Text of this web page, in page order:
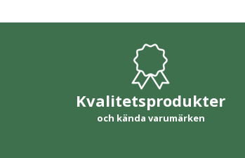
Kvalitetsprodukter
och kända varumärken